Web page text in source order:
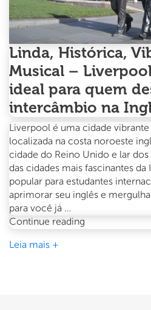
Linda, Histórica,
Musical –
ideal para quem
intercâmbio na
Liverpool é uma cidade
localizada na costa noroeste
cidade do Reino Unido e lar
das cidades mais fascinantes
popular para estudantes
aprimorar seu inglês e
para você já …
Continue reading
Leia mais +